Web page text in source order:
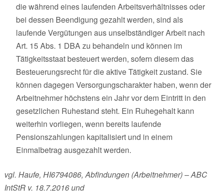
die während eines laufenden Arbeitsverhältnisses oder
bei dessen Beendigung gezahlt werden, sind als
laufende Vergütungen aus unselbständiger Arbeit nach
Art. 15 Abs. 1 DBA zu behandeln und können im
Tätigkeitsstaat besteuert werden, sofern diesem das
Besteuerungsrecht für die aktive Tätigkeit zustand. Sie
können dagegen Versorgungscharakter haben, wenn der
Arbeitnehmer höchstens ein Jahr vor dem Eintritt in den
gesetzlichen Ruhestand steht. Ein Ruhegehalt kann
weiterhin vorliegen, wenn bereits laufende
Pensionszahlungen kapitalisiert und in einem
Einmalbetrag ausgezahlt werden.
vgl. Haufe, HI6794086, Abfindungen (Arbeitnehmer) – ABC
IntStR v. 18.7.2016 und